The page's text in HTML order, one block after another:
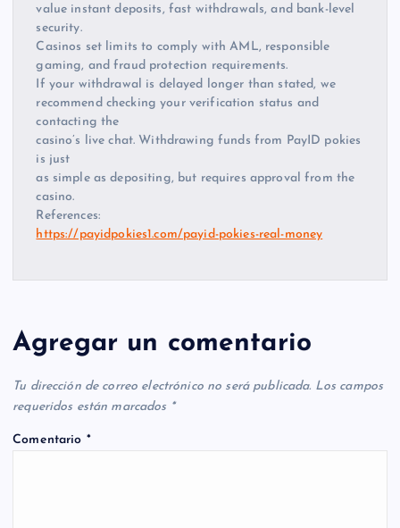
value instant deposits, fast withdrawals, and bank-level
security.
Casinos set limits to comply with AML, responsible
gaming, and fraud protection requirements.
If your withdrawal is delayed longer than stated, we
recommend checking your verification status and
contacting the
casino’s live chat. Withdrawing funds from PayID pokies
is just
as simple as depositing, but requires approval from the
casino.
References:
https://payidpokies1.com/payid-pokies-real-money
Agregar un comentario
Tu dirección de correo electrónico no será publicada. Los campos
requeridos están marcados *
Comentario *